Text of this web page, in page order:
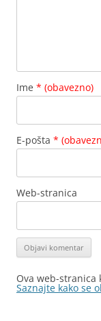
Ime * (obavezno)
E-pošta *
Web-stranica
Ova web-stranica
Saznajte kako se